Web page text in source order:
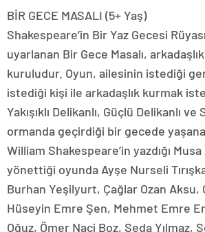
BİR GECE MASALI (5+ Yaş)
Shakespeare’in Bir Yaz Gecesi
uyarlanan Bir Gece Masalı,
kuruludur. Oyun, ailesinin istediği
istediği kişi ile arkadaşlık kurmak
Yakışıklı Delikanlı, Güçlü Delikanlı ve
ormanda geçirdiği bir gecede
William Shakespeare’in yazdığı
yönettiği oyunda Ayşe Nurseli
Burhan Yeşilyurt, Çağlar Ozan Aksu,
Hüseyin Emre Şen, Mehmet Emre
Oğuz, Ömer Naci Boz, Seda Yılmaz,